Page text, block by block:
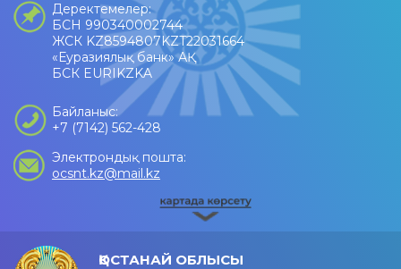
Деректемелер:
БСН 990340002744
ЖСК KZ8594807KZT22031664
«Еуразиялық банк» АҚ
БСК EURIKZKA
Байланыс:
+7 (7142) 562-428
Электрондық пошта:
ocsnt.kz@mail.kz
ҚОСТАНАЙ ОБЛЫСЫ